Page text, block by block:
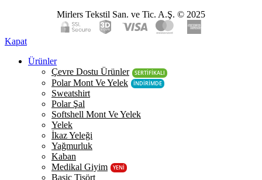
Mirlers Tekstil San. ve Tic. A.Ş. © 2025
Kapat
Ürünler
Çevre Dostu Ürünler
SERTİFİKALI
Polar Mont Ve Yelek İNDİRİMDE
Sweatshirt
Polar Şal
Softshell Mont Ve Yelek
Yelek
İkaz Yeleği
Yağmurluk
Kaban
Medikal Giyim
YENİ
Basic Tişört